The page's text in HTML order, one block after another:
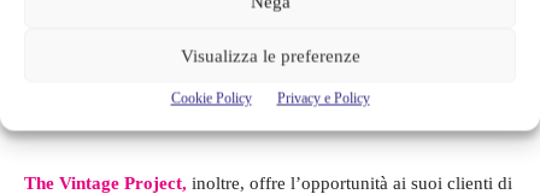
Visualizza le preferenze
Cookie Policy Privacy e Policy
medica. Si tratta ancora una volta di una testimonianza concreta
della volontà di fare sistema attorno a dei valori condivisi da
The Vintage Project, inoltre, offre l’opportunità ai suoi clienti di